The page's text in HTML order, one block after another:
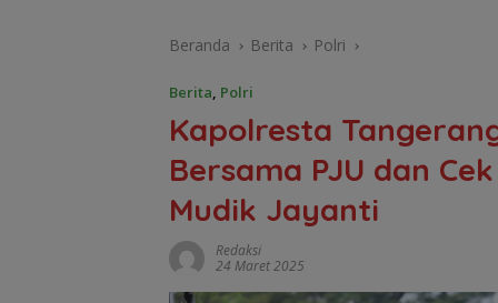
Beranda Berita Polri
Berita, Polri
Kapolresta
Bersama PJU dan
Mudik Jayanti
Redaksi
24 Maret 2025